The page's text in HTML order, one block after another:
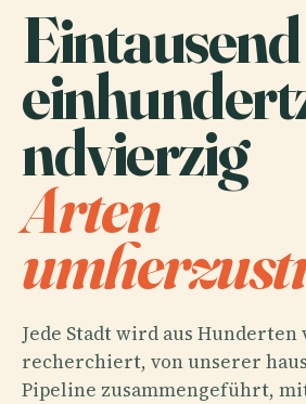
Eintausend
ndvierzig
Arten
Jede Stadt wird aus Hunderten
recherchiert, von unserer
Pipeline zusammengeführt,